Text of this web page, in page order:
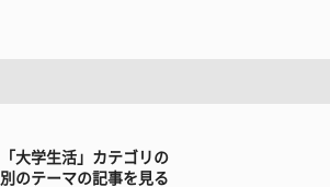
「大学生活」カテゴリの
別のテーマの記事を見る